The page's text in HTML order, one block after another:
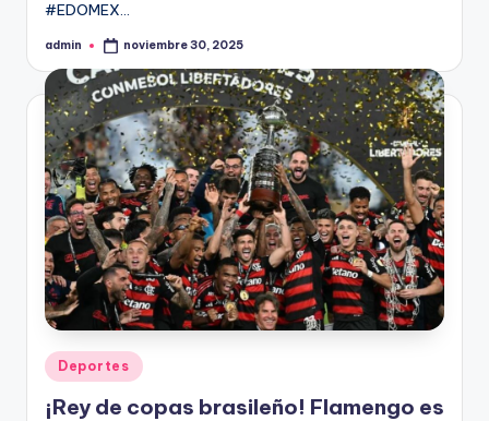
#EDOMEX…
Publicado
admin noviembre 30, 2025
Publicado
en
Deportes
¡Rey de copas brasileño! Flamengo es